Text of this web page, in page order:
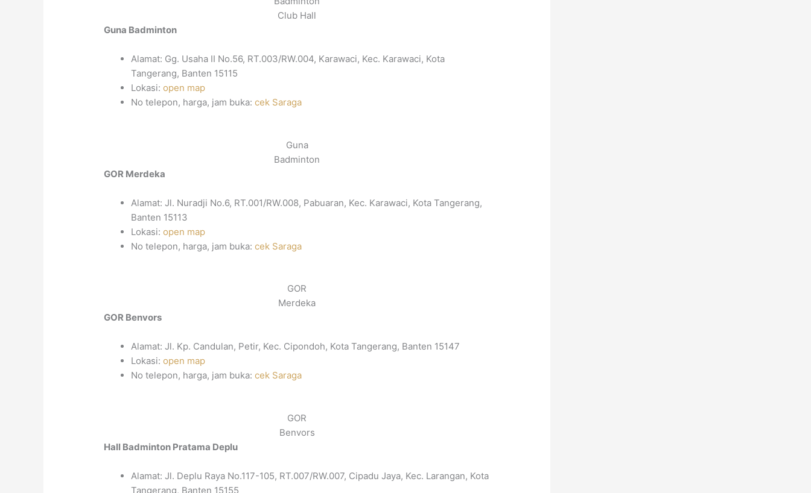
Club Hall
Guna Badminton
Alamat: Gg. Usaha II No.56, RT.003/RW.004, Karawaci, Kec. Karawaci, Kota
Tangerang, Banten 15115
Lokasi:open map
No telepon, harga, jam buka:cek Saraga
Guna
Badminton
GOR Merdeka
Alamat: Jl. Nuradji No.6, RT.001/RW.008, Pabuaran, Kec. Karawaci, Kota Tangerang,
Banten 15113
Lokasi:open map
No telepon, harga, jam buka:cek Saraga
GOR
Merdeka
GOR Benvors
Alamat: Jl. Kp. Candulan, Petir, Kec. Cipondoh, Kota Tangerang, Banten 15147
Lokasi:open map
No telepon, harga, jam buka:cek Saraga
GOR
Benvors
Hall Badminton Pratama Deplu
Alamat: Jl. Deplu Raya No.117-105, RT.007/RW.007, Cipadu Jaya, Kec. Larangan, Kota
Tangerang, Banten 15155